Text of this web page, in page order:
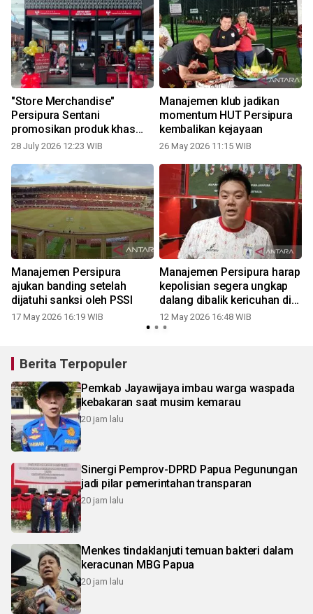
"Store Merchandise"
Persipura Sentani
promosikan produk khas
Papua
28 July 2026 12:23 WIB
Manajemen klub jadikan
momentum HUT Persipura
kembalikan kejayaan
26 May 2026 11:15 WIB
Manajemen Persipura
ajukan banding setelah
dijatuhi sanksi oleh PSSI
17 May 2026 16:19 WIB
Manajemen Persipura harap
kepolisian segera ungkap
dalang dibalik kericuhan di
Stadion Lukas Enembe
12 May 2026 16:48 WIB
Berita Terpopuler
Pemkab Jayawijaya imbau warga waspada
kebakaran saat musim kemarau
20 jam lalu
Sinergi Pemprov-DPRD Papua Pegunungan
jadi pilar pemerintahan transparan
20 jam lalu
Menkes tindaklanjuti temuan bakteri dalam
keracunan MBG Papua
20 jam lalu